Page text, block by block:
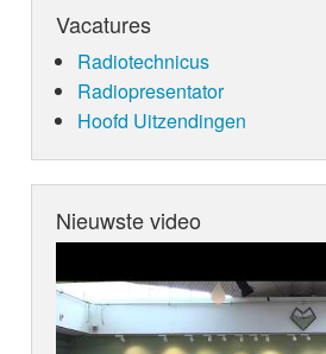
Vacatures
Radiotechnicus
Radiopresentator
Hoofd Uitzendingen
Nieuwste video